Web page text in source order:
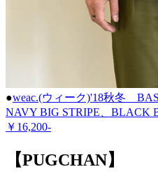
●weac.(ウィーク)'18秋冬
NAVY BIG STRIPE、
￥16,200-
【PUGCHAN】